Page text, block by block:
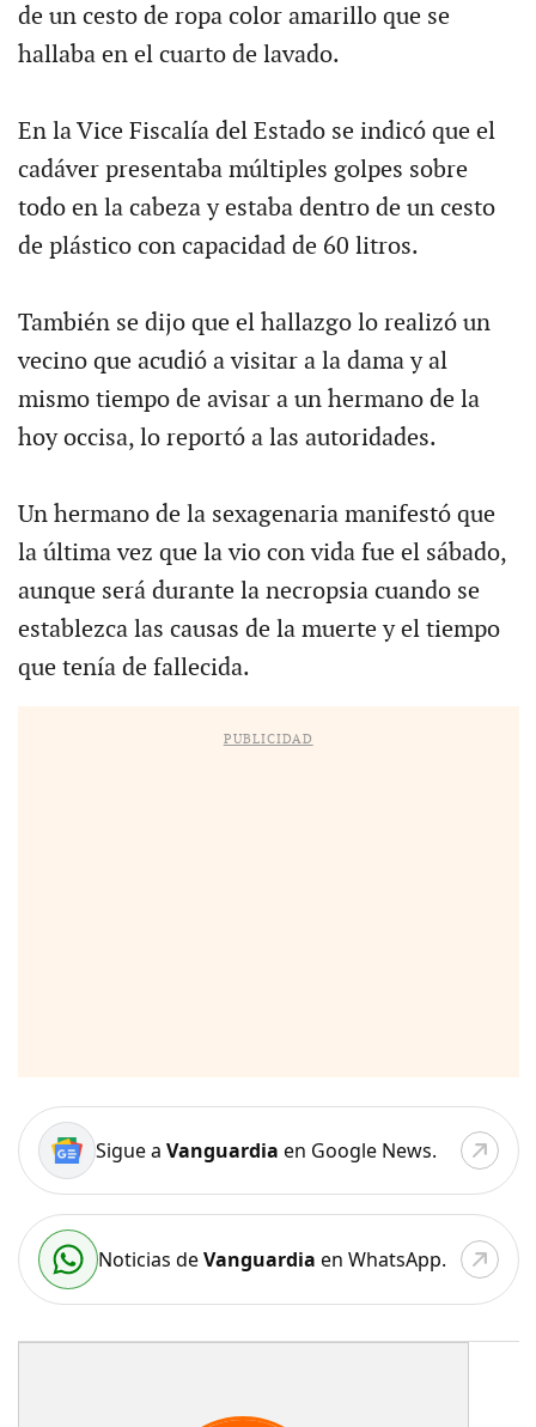
de un cesto de ropa color amarillo que se
hallaba en el cuarto de lavado.
En la Vice Fiscalía del Estado se indicó que el
cadáver presentaba múltiples golpes sobre
todo en la cabeza y estaba dentro de un cesto
de plástico con capacidad de 60 litros.
También se dijo que el hallazgo lo realizó un
vecino que acudió a visitar a la dama y al
mismo tiempo de avisar a un hermano de la
hoy occisa, lo reportó a las autoridades.
Un hermano de la sexagenaria manifestó que
la última vez que la vio con vida fue el sábado,
aunque será durante la necropsia cuando se
establezca las causas de la muerte y el tiempo
que tenía de fallecida.
PUBLICIDAD
Sigue a Vanguardia en Google News.
Noticias deVanguardia en WhatsApp.